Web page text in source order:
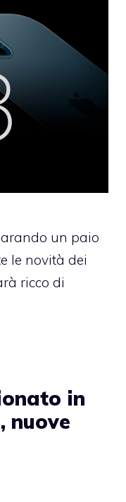
un paio
le novità dei
ricco di
in
nuove